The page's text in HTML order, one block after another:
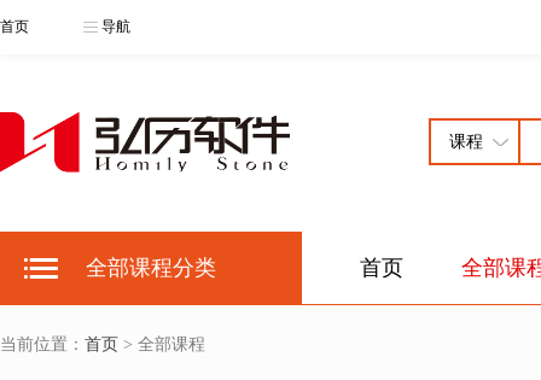
首页 导航
全部课程分类 首页 全部课
当前位置： 首页 > 全部课程